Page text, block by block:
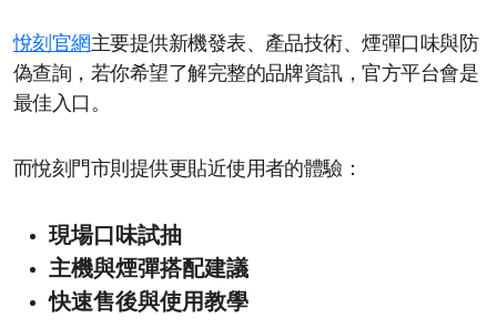
悅刻官網主要提供新機發表、產品技術、煙彈口味與防
偽查詢，若你希望了解完整的品牌資訊，官方平台會是
最佳入口。
而悅刻門市則提供更貼近使用者的體驗：
現場口味試抽
主機與煙彈搭配建議
快速售後與使用教學